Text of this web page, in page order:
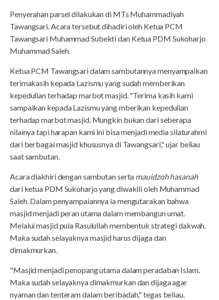
Penyerahan parsel dilakukan di MTs Muhammadiyah
Tawangsari. Acara tersebut dihadiri oleh Ketua PCM
Tawangsari Muhammad Subekti dan Ketua PDM Sukoharjo
Muhammad Saleh.
Ketua PCM Tawangsari dalam sambutannya menyampaikan
terimakasih kepada Lazismu yang sudah memberikan
kepedulian terhadap marbot masjid. "Terima kasih kami
sampaikan kepada Lazismu yang mberikan kepedulian
terhadap marbot masjid. Mungkin bukan dari seberapa
nilainya tapi harapan kami ini bisa menjadi media silaturahmi
dari berbagai masjid khususnya di Tawangsari," ujar beliau
saat sambutan.
Acara diakhiri dengan sambutan serta mauidzoh hasanah
dari ketua PDM Sukoharjo yang diwakili oleh Muhammad
Saleh. Dalam penyampaiannya ia mengutarakan bahwa
masjid menjadi peran utama dalam membangun umat.
Melalui masjid pula Rasulullah membentuk strategi dakwah.
Maka sudah selayaknya masjid harus dijaga dan
dimakmurkan.
"Masjid menjadi penopang utama dalam peradaban Islam.
Maka sudah selayaknya dimakmurkan dan dijaga agar
nyaman dan tenteram dalam beribadah," tegas beliau.